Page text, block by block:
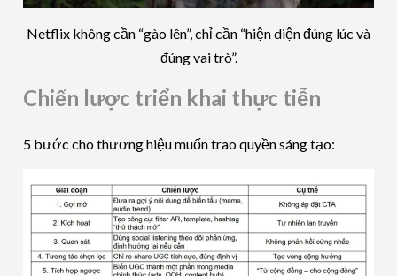
Netflix không cần “gào lên”, chỉ cần “hiện diện đúng lúc và
đúng vai trò”.
Chiến lược triển khai thực tiễn
5 bước cho thương hiệu muốn trao quyền sáng tạo: